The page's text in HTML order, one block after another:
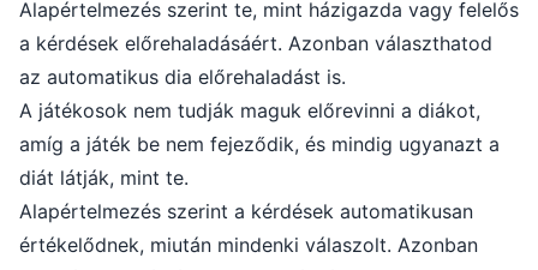
Alapértelmezés szerint te, mint házigazda vagy felelős
a kérdések előrehaladásáért. Azonban választhatod
az automatikus dia előrehaladást is.
A játékosok nem tudják maguk előrevinni a diákot,
amíg a játék be nem fejeződik, és mindig ugyanazt a
diát látják, mint te.
Alapértelmezés szerint a kérdések automatikusan
értékelődnek, miután mindenki válaszolt. Azonban